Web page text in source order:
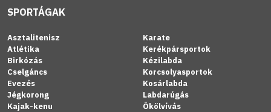
SPORTÁGAK
Asztalitenisz
Atlétika
Birkózás
Cselgáncs
Evezés
Jégkorong
Kajak-kenu
Karate
Kerékpársportok
Kézilabda
Korcsolyasportok
Kosárlabda
Labdarúgás
Ökölvívás